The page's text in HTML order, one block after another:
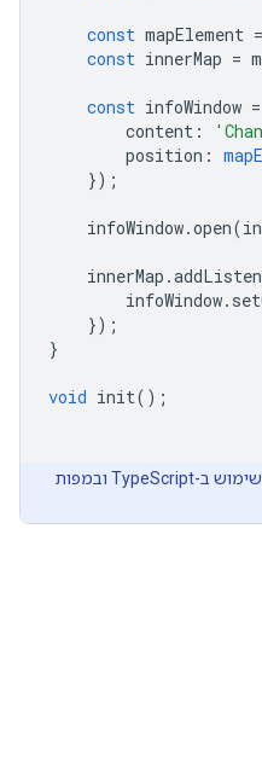
const mapElement
const innerMap
const infoWindow
content :
position:
infoWindow.open
innerMap.
infoWindow.
void init
לשימוש ב-TypeScript ובמפות